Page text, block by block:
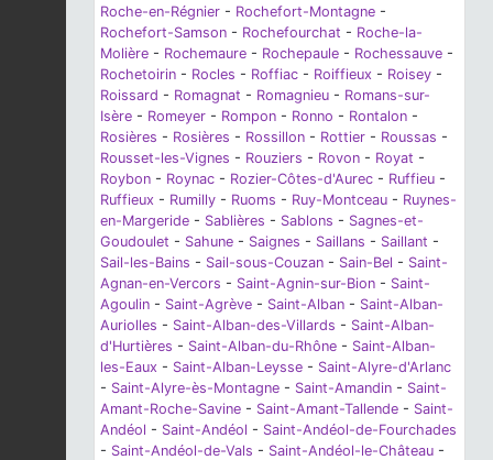
Roche-en-Régnier - Rochefort-Montagne -
Rochefort-Samson - Rochefourchat - Roche-la-
Molière - Rochemaure - Rochepaule - Rochessauve -
Rochetoirin - Rocles - Roffiac - Roiffieux - Roisey -
Roissard - Romagnat - Romagnieu - Romans-sur-
Isère - Romeyer - Rompon - Ronno - Rontalon -
Rosières - Rosières - Rossillon - Rottier - Roussas -
Rousset-les-Vignes - Rouziers - Rovon - Royat -
Roybon - Roynac - Rozier-Côtes-d'Aurec - Ruffieu -
Ruffieux - Rumilly - Ruoms - Ruy-Montceau - Ruynes-
en-Margeride - Sablières - Sablons - Sagnes-et-
Goudoulet - Sahune - Saignes - Saillans - Saillant -
Sail-les-Bains - Sail-sous-Couzan - Sain-Bel - Saint-
Agnan-en-Vercors - Saint-Agnin-sur-Bion - Saint-
Agoulin - Saint-Agrève - Saint-Alban - Saint-Alban-
Auriolles - Saint-Alban-des-Villards - Saint-Alban-
d'Hurtières - Saint-Alban-du-Rhône - Saint-Alban-
les-Eaux - Saint-Alban-Leysse - Saint-Alyre-d'Arlanc
- Saint-Alyre-ès-Montagne - Saint-Amandin - Saint-
Amant-Roche-Savine - Saint-Amant-Tallende - Saint-
Andéol - Saint-Andéol - Saint-Andéol-de-Fourchades
- Saint-Andéol-de-Vals - Saint-Andéol-le-Château -